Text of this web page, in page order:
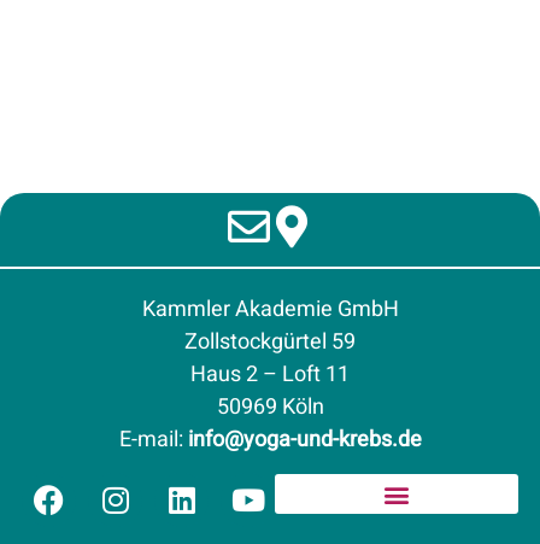
Kammler Akademie GmbH
Zollstockgürtel 59
Haus 2 – Loft 11
50969 Köln
E-mail:info@yoga-und-krebs.de